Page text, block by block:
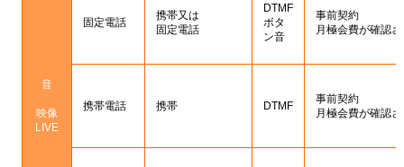
音
映像
LIVE
固定電話
携帯又は
固定電話
DTMF
ボタ
ン音
事前契約
月極会費が確認
携帯電話 携帯 DTMF
事前契約
月極会費が確認